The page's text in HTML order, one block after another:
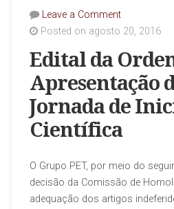
Leave a Comment
Posted on agosto 20, 2016
Edital da
Apresentação
Jornada de
Científica
O Grupo PET, por meio do
decisão da Comissão de
adequação dos artigos